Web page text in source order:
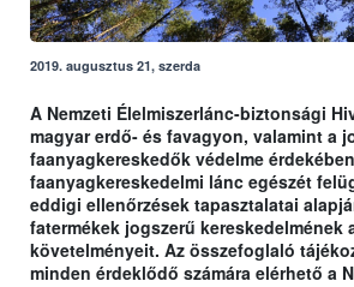
2019. augusztus 21, szerda
A Nemzeti Élelmiszerlánc-biztonsági
magyar erdő- és favagyon, valamint a
faanyagkereskedők védelme
faanyagkereskedelmi lánc egészét
eddigi ellenőrzések tapasztalatai
fatermékek jogszerű kereskedelmének
követelményeit. Az összefoglaló
minden érdeklődő számára elérhető a